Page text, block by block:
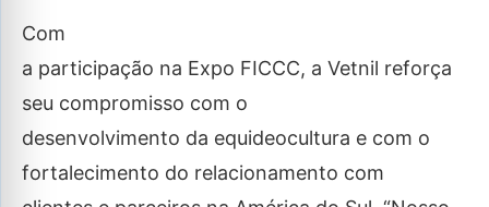
Com
a participação na Expo FICCC, a Vetnil reforça
seu compromisso com o
desenvolvimento da equideocultura e com o
fortalecimento do relacionamento com